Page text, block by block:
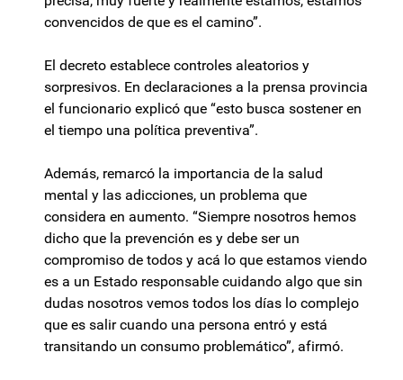
convencidos de que es el camino”.
El decreto establece controles aleatorios y
sorpresivos. En declaraciones a la prensa provincia
el funcionario explicó que “esto busca sostener en
el tiempo una política preventiva”.
Además, remarcó la importancia de la salud
mental y las adicciones, un problema que
considera en aumento. “Siempre nosotros hemos
dicho que la prevención es y debe ser un
compromiso de todos y acá lo que estamos viendo
es a un Estado responsable cuidando algo que sin
dudas nosotros vemos todos los días lo complejo
que es salir cuando una persona entró y está
transitando un consumo problemático”, afirmó.